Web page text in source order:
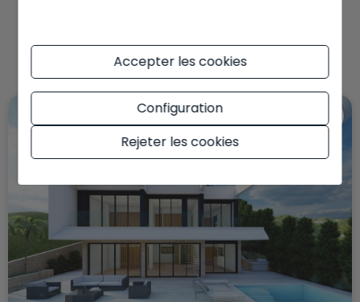
aimer ces propriétés
Accepter les cookies
Configuration
Rejeter les cookies